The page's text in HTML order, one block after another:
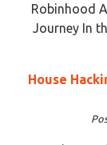
Robinhood
Journey In
House